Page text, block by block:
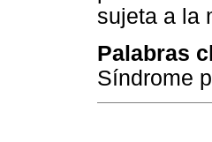
sujeta a la
Palabras
Síndrome